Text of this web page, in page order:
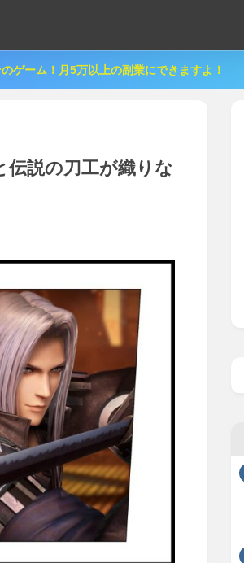
ゲーム！月5万以上の副業にできますよ！
伝説の刀工が織りな